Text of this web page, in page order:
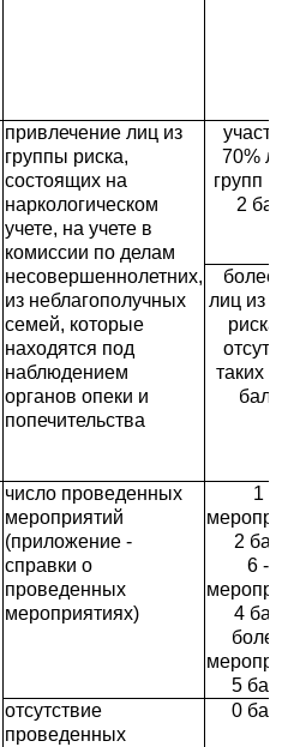
привлечение лиц из
группы риска,
состоящих на
наркологическом
учете, на учете в
комиссии по делам
несовершеннолетних,
из неблагополучных
семей, которые
находятся под
наблюдением
органов опеки и
попечительства
70%
групп
2
более
лиц из
риска
таких
число проведенных
мероприятий
(приложение -
справки о
проведенных
мероприятиях)
1 -
2
6 -
4
5
отсутствие
проведенных
0